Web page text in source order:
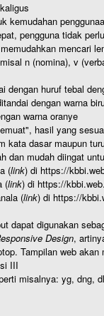
kemudahan
pengguna tidak
mencari
n (nomina), v
dengan huruf tebal
dengan warna
warna oranye
hasil yang
kata dasar maupun
dan mudah diingat
(link) di https://
(link) di https://
(link) di https://
dapat digunakan
Design,
Tampilan web
III
misalnya: yg,